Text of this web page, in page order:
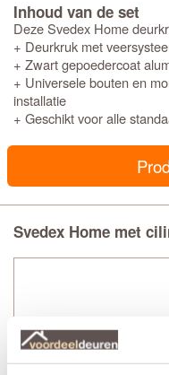
Inhoud van de set
Deze Svedex Home
+ Deurkruk met
+ Zwart gepoedercoat
+ Universele bouten en
installatie
+ Geschikt voor alle
Svedex Home met